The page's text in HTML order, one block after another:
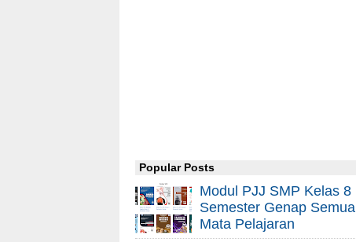
Popular Posts
Modul PJJ SMP Kelas 8
Semester Genap Semua
Mata Pelajaran